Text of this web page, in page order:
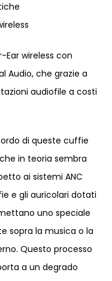
wireless con
Audio, che grazie a
audiofile a costi
di queste cuffie
in teoria sembra
ai sistemi ANC
e gli auricolari dotati
uno speciale
sopra la musica o la
Questo processo
a un degrado